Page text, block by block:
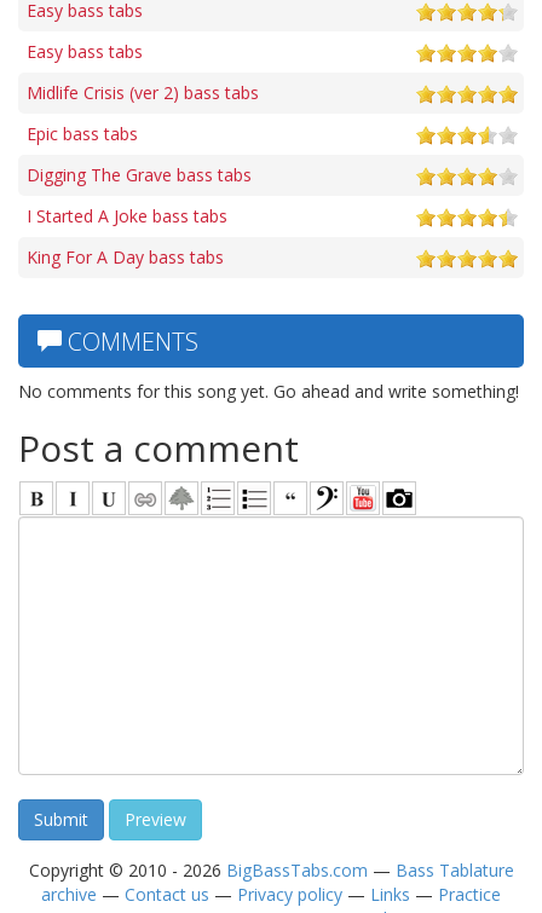
Easy bass tabs
Easy bass tabs
Midlife Crisis (ver 2) bass tabs
Epic bass tabs
Digging The Grave bass tabs
I Started A Joke bass tabs
King For A Day bass tabs
COMMENTS
No comments for this song yet. Go ahead and write something!
Post a comment
Copyright © 2010 - 2026 BigBassTabs.com — Bass Tablature
archive — Contact us — Privacy policy — Links — Practice